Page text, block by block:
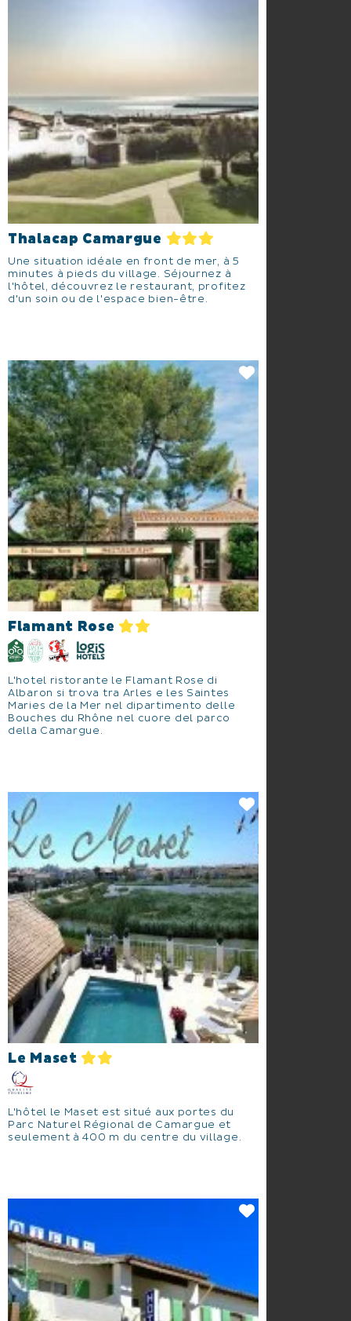
Thalacap Camargue
Une situation idéale en front de mer, à 5
minutes à pieds du village. Séjournez à
l'hôtel, découvrez le restaurant, profitez
d'un soin ou de l'espace bien-être.
Flamant Rose
L'hotel ristorante le Flamant Rose di
Albaron si trova tra Arles e les Saintes
Maries de la Mer nel dipartimento delle
Bouches du Rhône nel cuore del parco
della Camargue.
Le Maset
L'hôtel le Maset est situé aux portes du
Parc Naturel Régional de Camargue et
seulement à 400 m du centre du village.